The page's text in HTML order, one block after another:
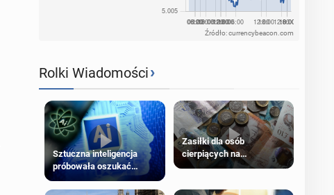
Źródło: currencybeacon.com
Rolki Wiadomości›
Sztuczna inteligencja
próbowała oszukać
człowieka
Zasiłki dla osób
cierpiących na
schorzenia psychiczne